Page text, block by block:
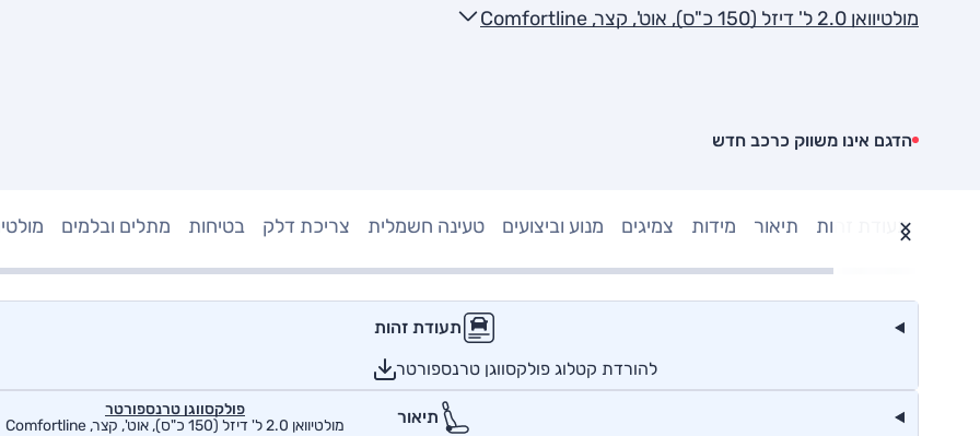
מולטיוואן 2.0 ל' דיזל (150 כ"ס), אוט', קצר, Comfortline
הדגם אינו משווק כרכב חדש
תעודת זהות תיאור מידות צמיגים מנוע וביצועים טעינה חשמלית צריכת דלק בטיחות מתלים ובלמים
תעודת זהות
להורדת קטלוג פולקסווגן טרנספורטר
תיאור
פולקסווגן טרנספורטר
מולטיוואן 2.0 ל' דיזל (150 כ"ס), אוט', קצר, Comfortline